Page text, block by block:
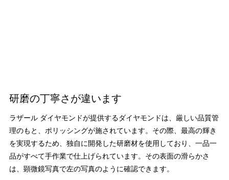
研磨の丁寧さが違います
ラザール ダイヤモンドが提供するダイヤモンドは、厳しい品質管
理のもと、ポリッシングが施されています。その際、最高の輝き
を実現するため、独自に開発した研磨材を使用しており、一品一
品がすべて手作業で仕上げられています。その表面の滑らかさ
は、顕微鏡写真で左の写真のように確認できます。